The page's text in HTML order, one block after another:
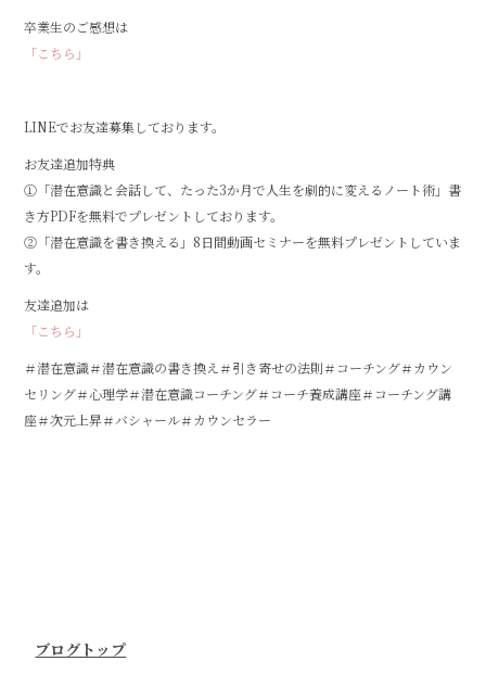
卒業生のご感想は
「こちら」
LINEでお友達募集しております。
お友達追加特典
①「潜在意識と会話して、たった3か月で人生を劇的に変えるノート術」書
き方PDFを無料でプレゼントしております。
②「潜在意識を書き換える」8日間動画セミナーを無料プレゼントしていま
す。
友達追加は
「こちら」
＃潜在意識＃潜在意識の書き換え＃引き寄せの法則＃コーチング＃カウン
セリング＃心理学＃潜在意識コーチング＃コーチ養成講座＃コーチング講
座＃次元上昇＃バシャール＃カウンセラー
ブログトップ